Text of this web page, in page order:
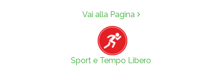
Vai alla Pagina
Sport e Tempo Libero